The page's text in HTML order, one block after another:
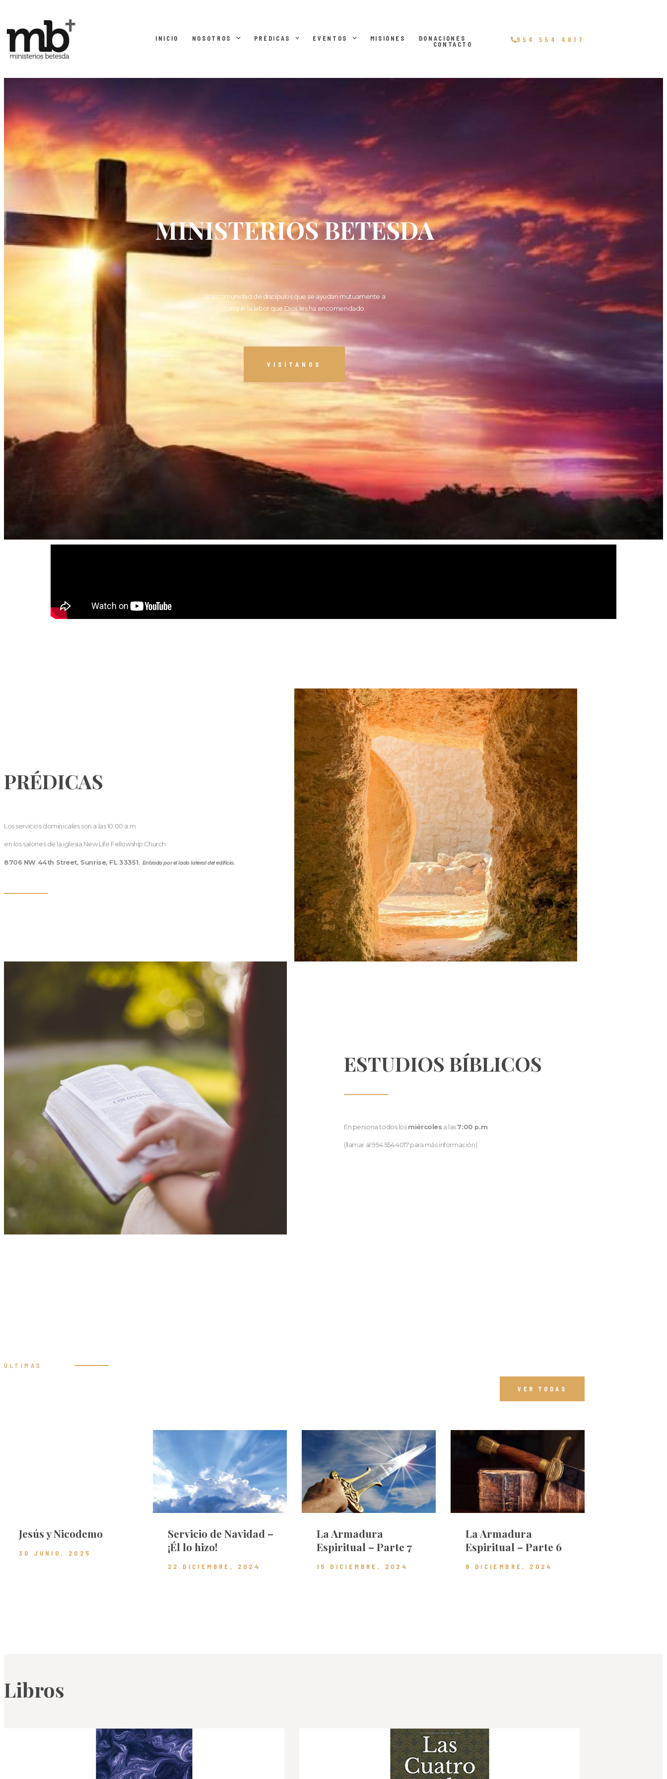
INICIO NOSOTROS PRÉDICAS EVENTOS MISIONES
DONACIONES
CONTACTO
954 554 4017
MINISTERIOS BETESDA
Una comunidad de discípulos que se ayudan mutuamente a
cumplir la labor que Dios les ha encomendado.
VISÍTANOS
PRÉDICAS
Los servicios dominicales son a las 10:00 a.m.
en los salones de la iglesia New Life Fellowship Church
8706 NW 44th Street, Sunrise, FL 33351. Entrada por el lado lateral del edificio.
ESTUDIOS BÍBLICOS
En persona todos los miércoles a las 7:00 p.m
(llamar al 954.554.4017 para más información)
ÚLTIMAS
VER TODAS
Jesús y Nicodemo
30 JUNIO, 2025
Servicio de Navidad –
¡Él lo hizo!
22 DICIEMBRE, 2024
La Armadura
Espiritual – Parte 7
15 DICIEMBRE, 2024
La Armadura
Espiritual – Parte 6
8 DICIEMBRE, 2024
Libros